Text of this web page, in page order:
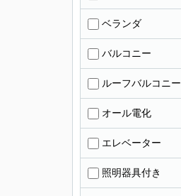
ベランダ
バルコニー
ルーフバルコニー
オール電化
エレベーター
照明器具付き